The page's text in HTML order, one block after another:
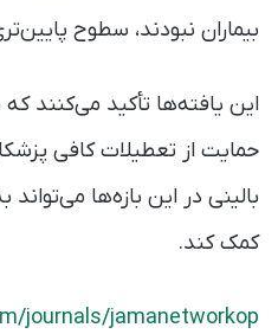
بیماران نبودند، سطوح
این یافته‌ها تأکید می‌کنند
حمایت از تعطیلات کافی
بالینی در این بازه‌ها
کمک کند.
journals/jamanetworkop